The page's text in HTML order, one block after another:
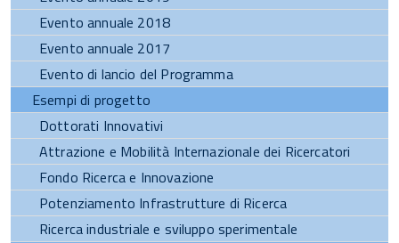
Evento annuale 2018
Evento annuale 2017
Evento di lancio del Programma
Esempi di progetto
Dottorati Innovativi
Attrazione e Mobilità Internazionale dei Ricercatori
Fondo Ricerca e Innovazione
Potenziamento Infrastrutture di Ricerca
Ricerca industriale e sviluppo sperimentale